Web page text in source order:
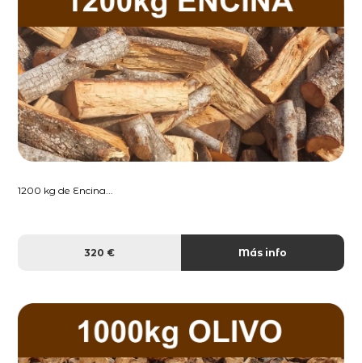
1200 kg de Encina...
320 € Más info